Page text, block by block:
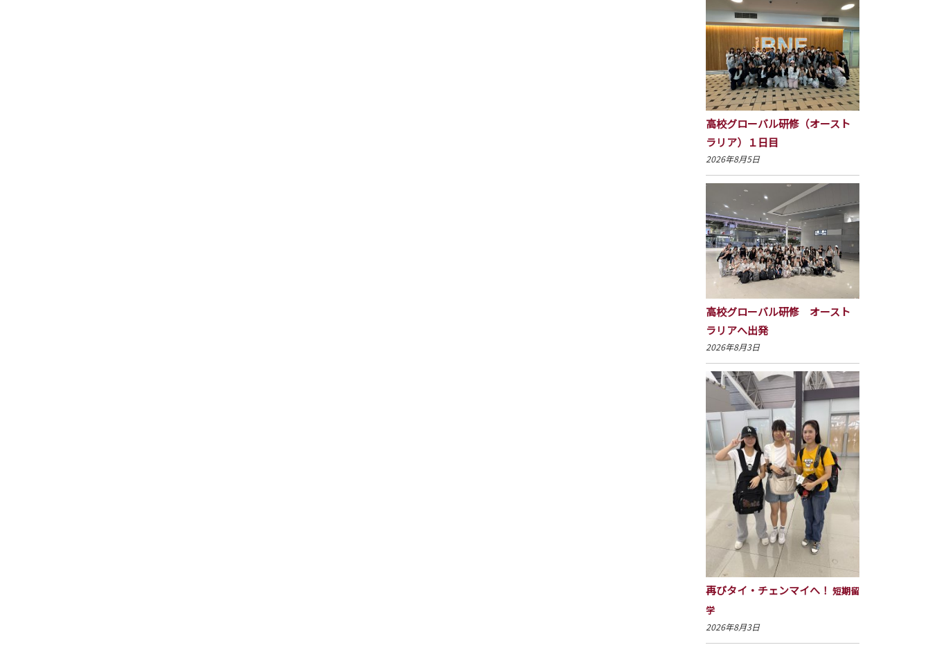
高校グローバル研修（オースト
ラリア）１日目
2026年8月5日
高校グローバル研修 オースト
ラリアへ出発
2026年8月3日
再びタイ・チェンマイへ！ 短期留
学
2026年8月3日